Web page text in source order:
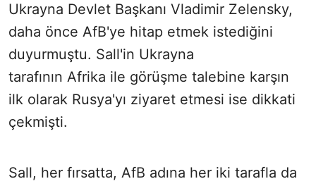
Ukrayna Devlet Başkanı Vladimir Zelensky,
daha önce AfB'ye hitap etmek istediğini
duyurmuştu. Sall'in Ukrayna
tarafının Afrika ile görüşme talebine karşın
ilk olarak Rusya'yı ziyaret etmesi ise dikkati
çekmişti.
Sall, her fırsatta, AfB adına her iki tarafla da